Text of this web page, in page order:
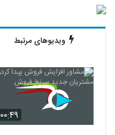
ویدیوهای مرتبط
۰۰:۴۹